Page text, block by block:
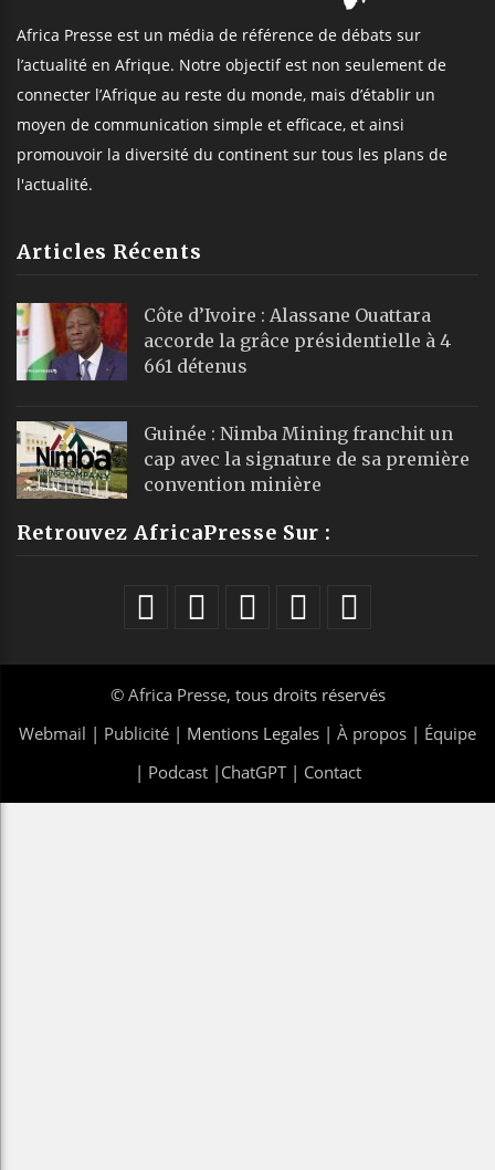
Africa Presse est un média de référence de débats sur
l’actualité en Afrique. Notre objectif est non seulement de
connecter l’Afrique au reste du monde, mais d’établir un
moyen de communication simple et efficace, et ainsi
promouvoir la diversité du continent sur tous les plans de
l'actualité.
Articles Récents
Côte d’Ivoire : Alassane Ouattara
accorde la grâce présidentielle à 4
661 détenus
Guinée : Nimba Mining franchit un
cap avec la signature de sa première
convention minière
Retrouvez AfricaPresse Sur :
© Africa Presse, tous droits réservés
Webmail | Publicité | Mentions Legales | À propos | Équipe
| Podcast| ChatGPT| Contact